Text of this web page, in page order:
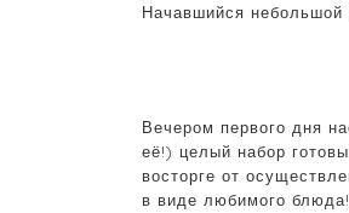
Начавшийся небольшой
Вечером первого дня
её!) целый набор
восторге от
в виде любимого